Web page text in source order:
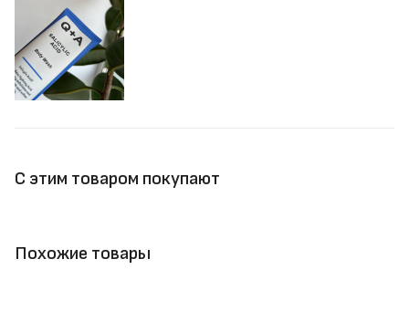
С этим товаром покупают
Похожие товары